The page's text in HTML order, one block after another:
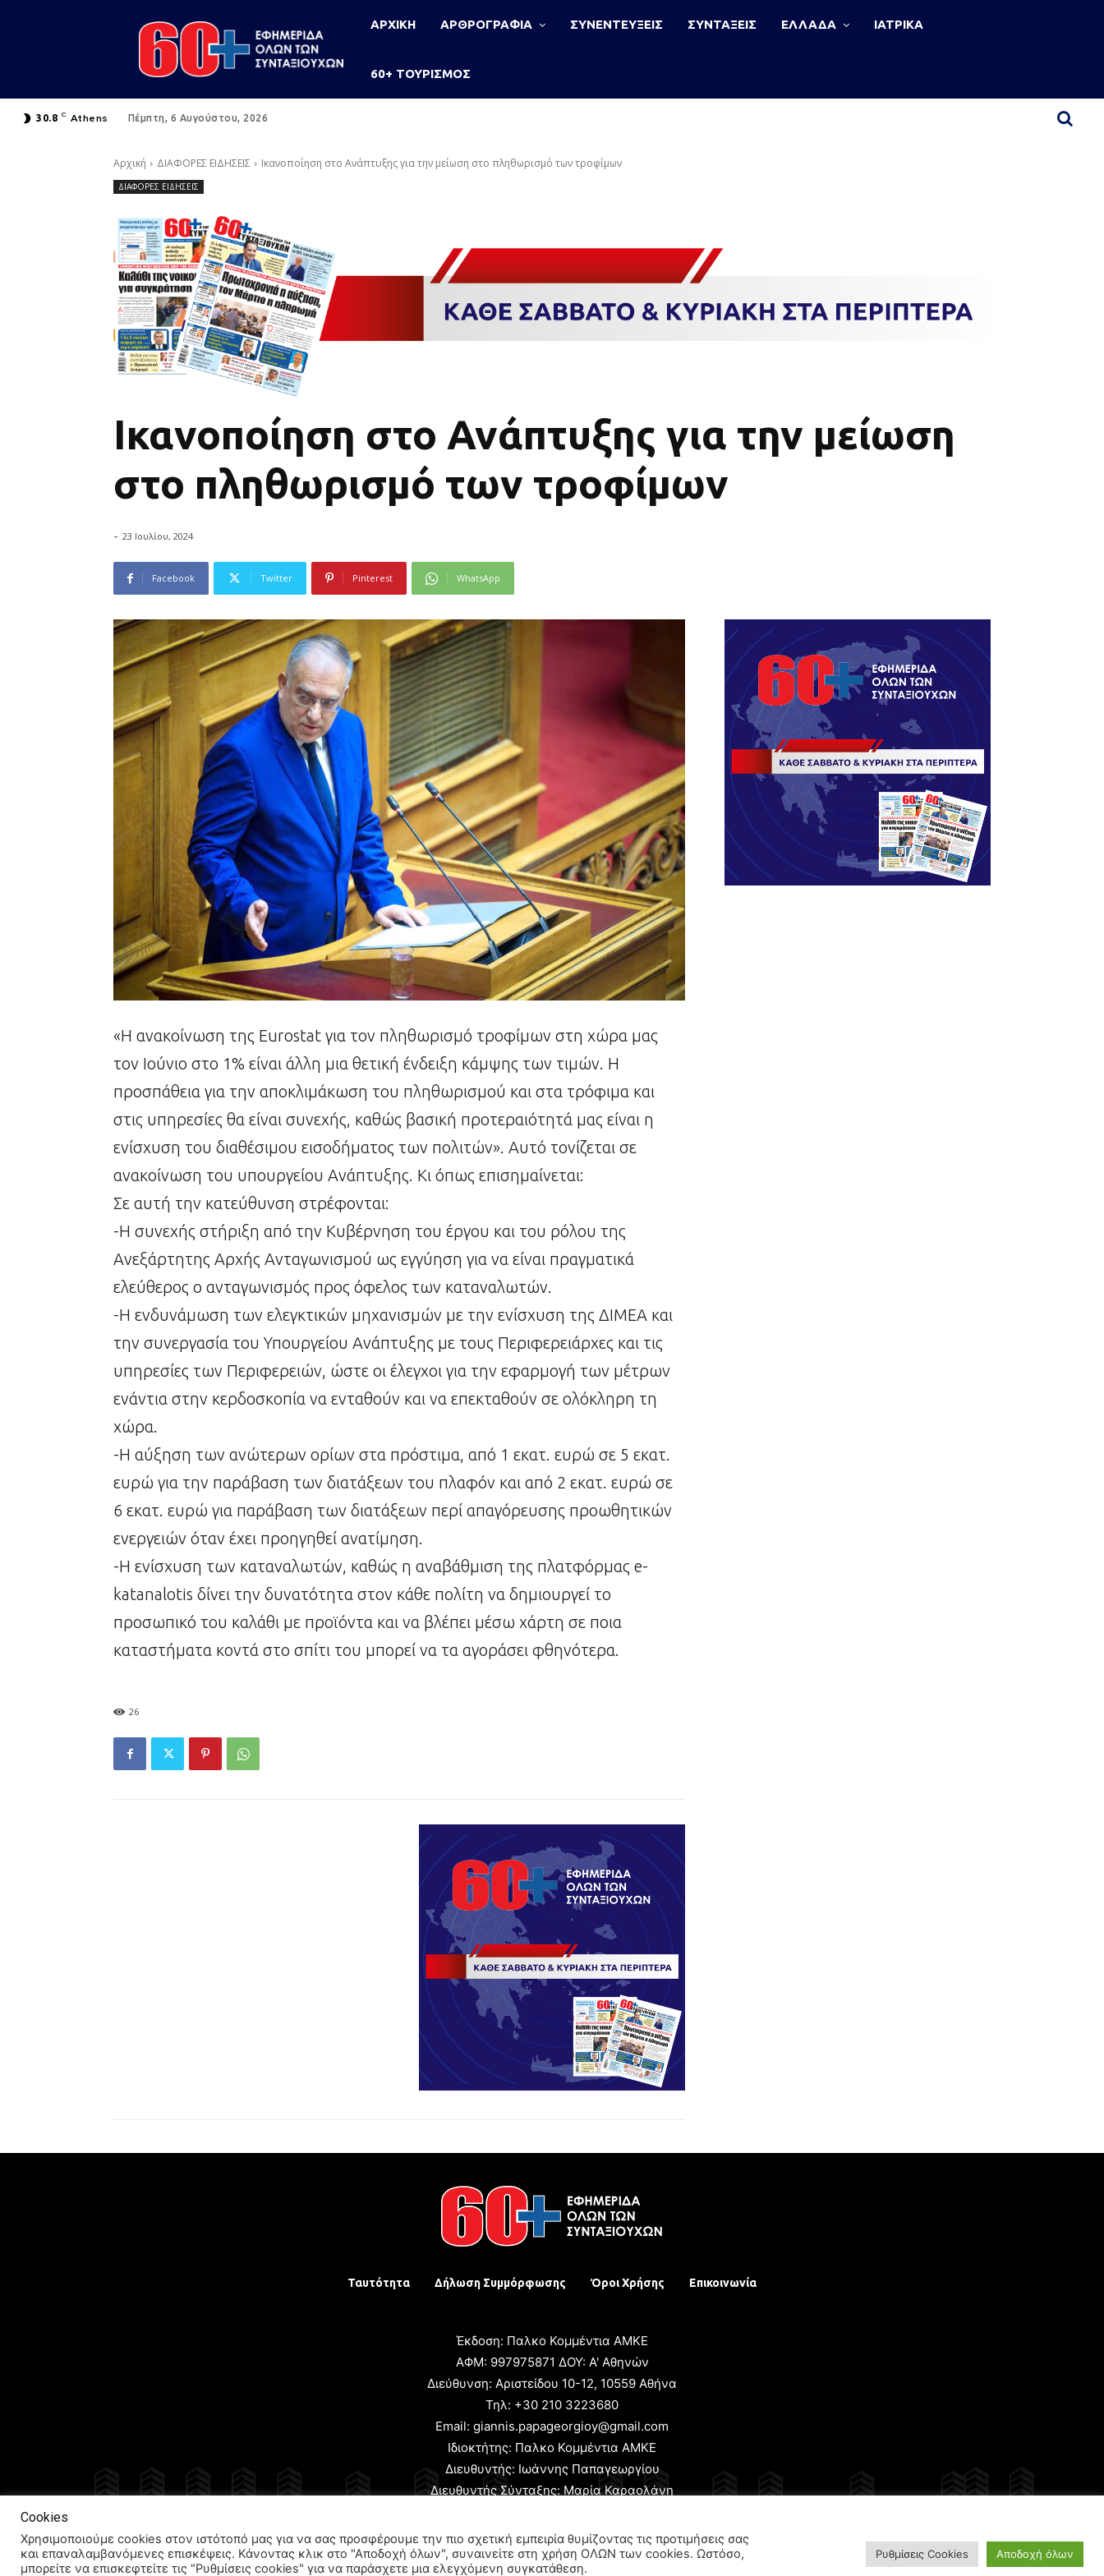
ΑΡΧΙΚΗ ΑΡΘΡΟΓΡΑΦΙΑ ΣΥΝΕΝΤΕΥΞΕΙΣ ΣΥΝΤΑΞΕΙΣ ΕΛΛΑΔΑ ΙΑΤΡΙΚΑ
60+ ΤΟΥΡΙΣΜΟΣ
30.8 C Athens Πέμπτη, 6 Αυγούστου, 2026
Αρχική ΔΙΑΦΟΡΕΣ ΕΙΔΗΣΕΙΣ Ικανοποίηση στο Ανάπτυξης για την μείωση στο πληθωρισμό των τροφίμων
ΔΙΑΦΟΡΕΣ ΕΙΔΗΣΕΙΣ
Ικανοποίηση στο Ανάπτυξης για την μείωση
στο πληθωρισμό των τροφίμων
- 23 Ιουλίου, 2024
Facebook Twitter Pinterest WhatsApp
«Η ανακοίνωση της Eurostat για τον πληθωρισμό τροφίμων στη χώρα μας
τον Ιούνιο στο 1% είναι άλλη μια θετική ένδειξη κάμψης των τιμών. Η
προσπάθεια για την αποκλιμάκωση του πληθωρισμού και στα τρόφιμα και
στις υπηρεσίες θα είναι συνεχής, καθώς βασική προτεραιότητά μας είναι η
ενίσχυση του διαθέσιμου εισοδήματος των πολιτών». Αυτό τονίζεται σε
ανακοίνωση του υπουργείου Ανάπτυξης. Κι όπως επισημαίνεται:
Σε αυτή την κατεύθυνση στρέφονται:
-Η συνεχής στήριξη από την Κυβέρνηση του έργου και του ρόλου της
Ανεξάρτητης Αρχής Ανταγωνισμού ως εγγύηση για να είναι πραγματικά
ελεύθερος ο ανταγωνισμός προς όφελος των καταναλωτών.
-Η ενδυνάμωση των ελεγκτικών μηχανισμών με την ενίσχυση της ΔΙΜΕΑ και
την συνεργασία του Υπουργείου Ανάπτυξης με τους Περιφερειάρχες και τις
υπηρεσίες των Περιφερειών, ώστε οι έλεγχοι για την εφαρμογή των μέτρων
ενάντια στην κερδοσκοπία να ενταθούν και να επεκταθούν σε ολόκληρη τη
χώρα.
-H αύξηση των ανώτερων ορίων στα πρόστιμα, από 1 εκατ. ευρώ σε 5 εκατ.
ευρώ για την παράβαση των διατάξεων του πλαφόν και από 2 εκατ. ευρώ σε
6 εκατ. ευρώ για παράβαση των διατάξεων περί απαγόρευσης προωθητικών
ενεργειών όταν έχει προηγηθεί ανατίμηση.
-H ενίσχυση των καταναλωτών, καθώς η αναβάθμιση της πλατφόρμας e-
katanalotis δίνει την δυνατότητα στον κάθε πολίτη να δημιουργεί το
προσωπικό του καλάθι με προϊόντα και να βλέπει μέσω χάρτη σε ποια
καταστήματα κοντά στο σπίτι του μπορεί να τα αγοράσει φθηνότερα.
26
Ταυτότητα Δήλωση Συμμόρφωσης Όροι Χρήσης Επικοινωνία
Έκδοση: Παλκο Κομμέντια ΑΜΚΕ
ΑΦΜ: 997975871 ΔΟΥ: Α' Αθηνών
Διεύθυνση: Αριστείδου 10-12, 10559 Αθήνα
Τηλ: +30 210 3223680
Email: giannis.papageorgioy@gmail.com
Ιδιοκτήτης: Παλκο Κομμέντια ΑΜΚΕ
Διευθυντής: Ιωάννης Παπαγεωργίου
Διευθυντής Σύνταξης: Μαρία Καραολάνη
© 2024 All Rights Reserved.
Cookies
Χρησιμοποιούμε cookies στον ιστότοπό μας για να σας προσφέρουμε την πιο σχετική εμπειρία θυμίζοντας τις προτιμήσεις σας
και επαναλαμβανόμενες επισκέψεις. Κάνοντας κλικ στο "Αποδοχή όλων", συναινείτε στη χρήση ΟΛΩΝ των cookies. Ωστόσο,
μπορείτε να επισκεφτείτε τις "Ρυθμίσεις cookies" για να παράσχετε μια ελεγχόμενη συγκατάθεση.
Ρυθμίσεις Cookies Αποδοχή όλων